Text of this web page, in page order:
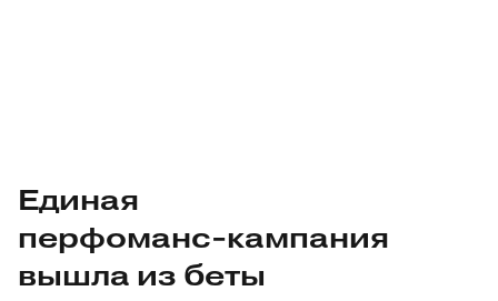
Единая
перфоманс-кампания
вышла из беты